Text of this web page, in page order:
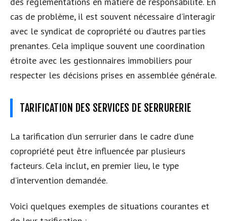
cas de problème, il est souvent nécessaire d’interagir
avec le syndicat de copropriété ou d’autres parties
prenantes. Cela implique souvent une coordination
étroite avec les gestionnaires immobiliers pour
respecter les décisions prises en assemblée générale.
TARIFICATION DES SERVICES DE SERRURERIE
La tarification d’un serrurier dans le cadre d’une
copropriété peut être influencée par plusieurs
facteurs. Cela inclut, en premier lieu, le type
d’intervention demandée.
Voici quelques exemples de situations courantes et